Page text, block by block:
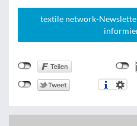
textile network-